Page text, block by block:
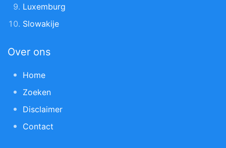
Luxemburg
Slowakije
Over ons
Home
Zoeken
Disclaimer
Contact